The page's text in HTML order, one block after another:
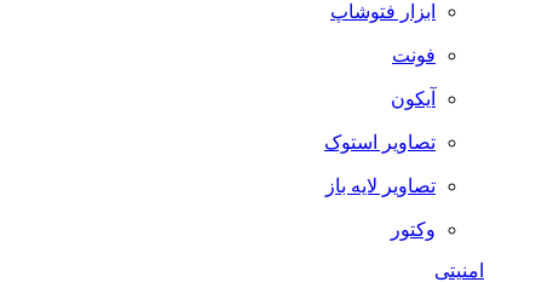
ابزار فتوشاپ
فونت
آیکون
تصاویر استوک
تصاویر لایه باز
وکتور
امنیتی